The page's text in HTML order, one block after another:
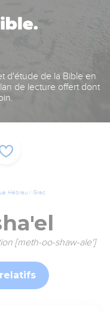
d'étude de la Bible en
de lecture offert dont
Hébreu / Grec
[meth-oo-shaw-ale']